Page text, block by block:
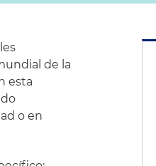
de la
esta
o en